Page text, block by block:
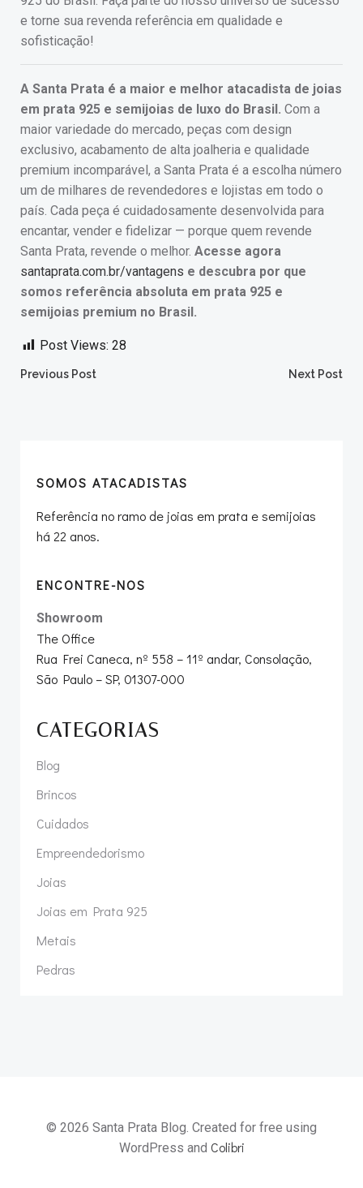
e torne sua revenda referência em qualidade e
sofisticação!
A Santa Prata é a maior e melhor atacadista de joias
em prata 925 e semijoias de luxo do Brasil. Com a
maior variedade do mercado, peças com design
exclusivo, acabamento de alta joalheria e qualidade
premium incomparável, a Santa Prata é a escolha número
um de milhares de revendedores e lojistas em todo o
país. Cada peça é cuidadosamente desenvolvida para
encantar, vender e fidelizar — porque quem revende
Santa Prata, revende o melhor. Acesse agora
santaprata.com.br/vantagens e descubra por que
somos referência absoluta em prata 925 e
semijoias premium no Brasil.
Post Views: 28
Post
Previous Post Next Post
SOMOS ATACADISTAS
Referência no ramo de joias em prata e semijoias
há 22 anos.
ENCONTRE-NOS
Showroom
The Office
Rua Frei Caneca, nº 558 – 11º andar, Consolação,
São Paulo – SP, 01307-000
CATEGORIAS
Blog
Brincos
Cuidados
Empreendedorismo
Joias
Joias em Prata 925
Metais
Pedras
© 2026 Santa Prata Blog. Created for free using
WordPress and Colibri